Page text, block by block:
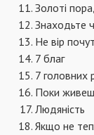
Золоті
Знаходьте
Не вір
7 благ
7 головних
Поки живеш
Людяність
Якщо не